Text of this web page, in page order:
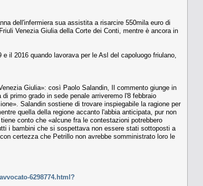
dell'infermiera sua assistita a risarcire 550mila euro di
Venezia Giulia della Corte dei Conti, mentre è ancora in
il 2016 quando lavorava per le Asl del capoluogo friulano,
Giulia»: così Paolo Salandin, Il commento giunge in
primo grado in sede penale arriveremo l'8 febbraio
Salandin sostiene di trovare inspiegabile la ragione per
quella della regione accanto l'abbia anticipata, pur non
conto che «alcune fra le contestazioni potrebbero
i bambini che si sospettava non essere stati sottoposti a
certezza che Petrillo non avrebbe somministrato loro le
6298774.html?